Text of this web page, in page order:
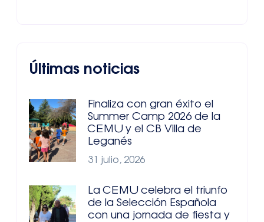
Últimas noticias
Finaliza con gran éxito el
Summer Camp 2026 de la
CEMU y el CB Villa de
Leganés
31 julio, 2026
La CEMU celebra el triunfo
de la Selección Española
con una jornada de fiesta y